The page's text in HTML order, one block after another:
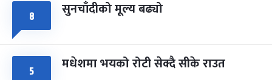
८ सुनचाँदीको मूल्य बढ्यो
५ मधेशमा भयको रोटी सेक्दै सीके राउत